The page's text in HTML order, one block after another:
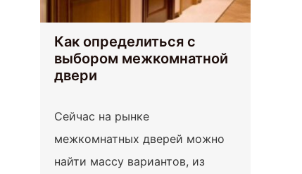
Как определиться с
выбором межкомнатной
двери
Сейчас на рынке
межкомнатных дверей можно
найти массу вариантов, из